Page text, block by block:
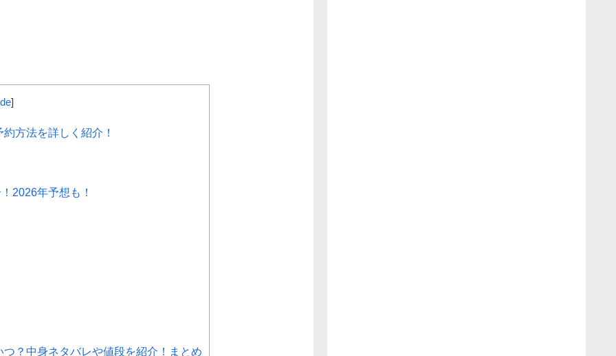
]
方法を詳しく紹介！
2026年予想も！
？中身ネタバレや値段を紹介！まとめ